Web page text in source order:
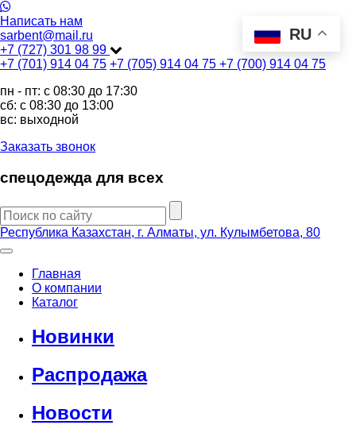
Написать нам
sarbent@mail.ru
+7 (727) 301 98 99
+7 (701) 914 04 75 +7 (705) 914 04 75 +7 (700) 914 04 75
пн - пт: c 08:30 до 17:30
сб: c 08:30 до 13:00
вс: выходной
Заказать звонок
спецодежда для всех
Республика Казахстан, г. Алматы, ул. Кулымбетова, 80
Главная
О компании
Каталог
Новинки
Распродажа
Новости
RU